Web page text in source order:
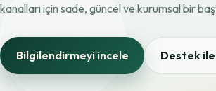
kanalları için sade, güncel ve kurumsal bir
Bilgilendirmeyi incele Destek